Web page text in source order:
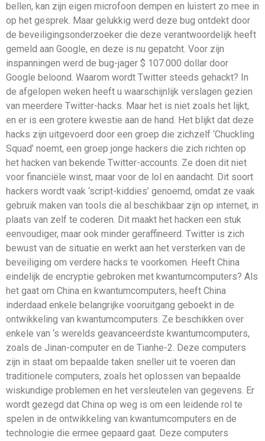
bellen, kan zijn eigen microfoon dempen en luistert zo mee in
op het gesprek. Maar gelukkig werd deze bug ontdekt door
de beveiligingsonderzoeker die deze verantwoordelijk heeft
gemeld aan Google, en deze is nu gepatcht. Voor zijn
inspanningen werd de bug-jager $ 107.000 dollar door
Google beloond. Waarom wordt Twitter steeds gehackt? In
de afgelopen weken heeft u waarschijnlijk verslagen gezien
van meerdere Twitter-hacks. Maar het is niet zoals het lijkt,
en er is een grotere kwestie aan de hand. Het blijkt dat deze
hacks zijn uitgevoerd door een groep die zichzelf ‘Chuckling
Squad’ noemt, een groep jonge hackers die zich richten op
het hacken van bekende Twitter-accounts. Ze doen dit niet
voor financiële winst, maar voor de lol en aandacht. Dit soort
hackers wordt vaak ‘script-kiddies’ genoemd, omdat ze vaak
gebruik maken van tools die al beschikbaar zijn op internet, in
plaats van zelf te coderen. Dit maakt het hacken een stuk
eenvoudiger, maar ook minder geraffineerd. Twitter is zich
bewust van de situatie en werkt aan het versterken van de
beveiliging om verdere hacks te voorkomen. Heeft China
eindelijk de encryptie gebroken met kwantumcomputers? Als
het gaat om China en kwantumcomputers, heeft China
inderdaad enkele belangrijke vooruitgang geboekt in de
ontwikkeling van kwantumcomputers. Ze beschikken over
enkele van ‘s werelds geavanceerdste kwantumcomputers,
zoals de Jinan-computer en de Tianhe-2. Deze computers
zijn in staat om bepaalde taken sneller uit te voeren dan
traditionele computers, zoals het oplossen van bepaalde
wiskundige problemen en het versleutelen van gegevens. Er
wordt gezegd dat China op weg is om een ​​leidende rol te
spelen in de ontwikkeling van kwantumcomputers en de
technologie die ermee gepaard gaat. Deze computers